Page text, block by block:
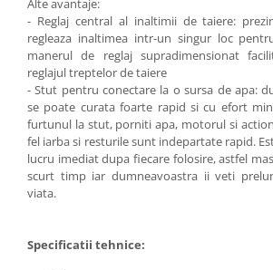
Mobilier
Sezlonguri
Scule electrice
Ciocane rotopercutoare
Ciocane demolatoare
Masini de gaurit
Masini de gaurit cu percutie
Masini de insurubat cu impact
Alte avantaje:
- Reglaj central al inaltimii de taiere:
regleaza inaltimea intr-un singur loc
manerul de reglaj supradimensionat
reglajul treptelor de taiere
- Stut pentru conectare la o sursa de apa:
se poate curata foarte rapid si cu efort
furtunul la stut, porniti apa, motorul si
fel iarba si resturile sunt indepartate rapid.
lucru imediat dupa fiecare folosire, astfel
scurt timp iar dumneavoastra ii veti
viata.
Specificatii tehnice: